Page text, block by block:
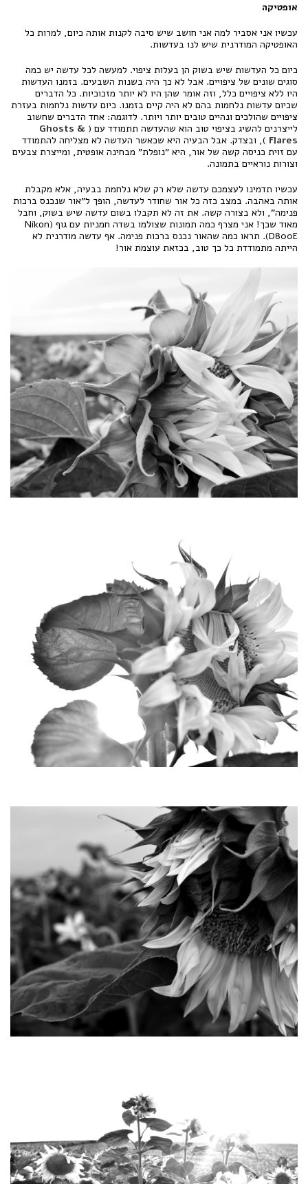
אופטיקה
עכשיו אני אסביר למה אני חושב שיש סיבה לקנות אותה כיום, למרות כל
האופטיקה המודרנית שיש לנו בעדשות.
כיום כל העדשות שיש בשוק הן בעלות ציפוי. למעשה לכל עדשה יש כמה
סוגים שונים של ציפויים. אבל לא כך היה בשנות השבעים. בזמנו העדשות
היו ללא ציפויים כלל, וזה אומר שהן היו לא יותר מזכוכיות. כל הדברים
שכיום עדשות נלחמות בהם לא היה קיים בזמנו. כיום עדשות נלחמות בעזרת
ציפויים שהולכים ונהיים טובים יותר ויותר. לדוגמה: אחד הדברים שחשוב
לייצרנים להשיג בציפוי טוב הוא שהעדשה תתמודד עם ( Ghosts &
Flares ), ובצדק. אבל הבעיה היא שכאשר העדשה לא מצליחה להתמודד
עם זוית כניסה קשה של אור, היא "נופלת" מבחינה אופטית, ומייצרת צבעים
וצורות נוראיים בתמונה.
עכשיו תדמינו לעצמכם עדשה שלא רק שלא נלחמת בבעיה, אלא מקבלת
אותה באהבה. במצב כזה כל אור שחודר לעדשה, הופך ל"אור שנכנס ברכות
פנימה", ולא בצורה קשה. את זה לא תקבלו בשום עדשה שיש בשוק, וחבל
מאוד שכך! אני מצרף כמה תמונות שצולמו בשדה חמניות עם גוף (Nikon
D800E). תראו כמה שהאור נכנס ברכות פנימה. אף עדשה מודרנית לא
הייתה מתמודדת כל כך טוב, בכזאת עוצמת אור!